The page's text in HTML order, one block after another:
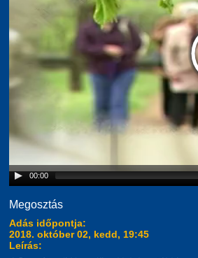
00:00
Megosztás
Adás időpontja:
2018. október 02, kedd, 19:45
Leírás: